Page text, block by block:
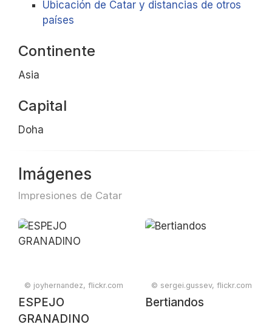
Ubicación de Catar y distancias de otros
países
Continente
Asia
Capital
Doha
Imágenes
Impresiones de Catar
© joyhernandez, flickr.com
ESPEJO
GRANADINO
© sergei.gussev, flickr.com
Bertiandos